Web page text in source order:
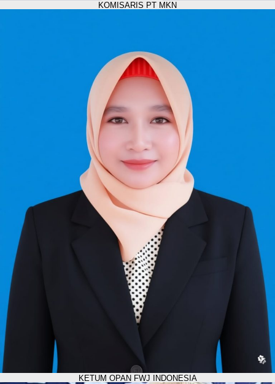
KOMISARIS PT MKN
KETUM OPAN FWJ INDONESIA